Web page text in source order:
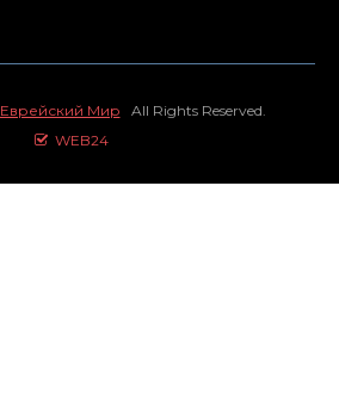
Еврейский Мир All Rights Reserved.
WEB24